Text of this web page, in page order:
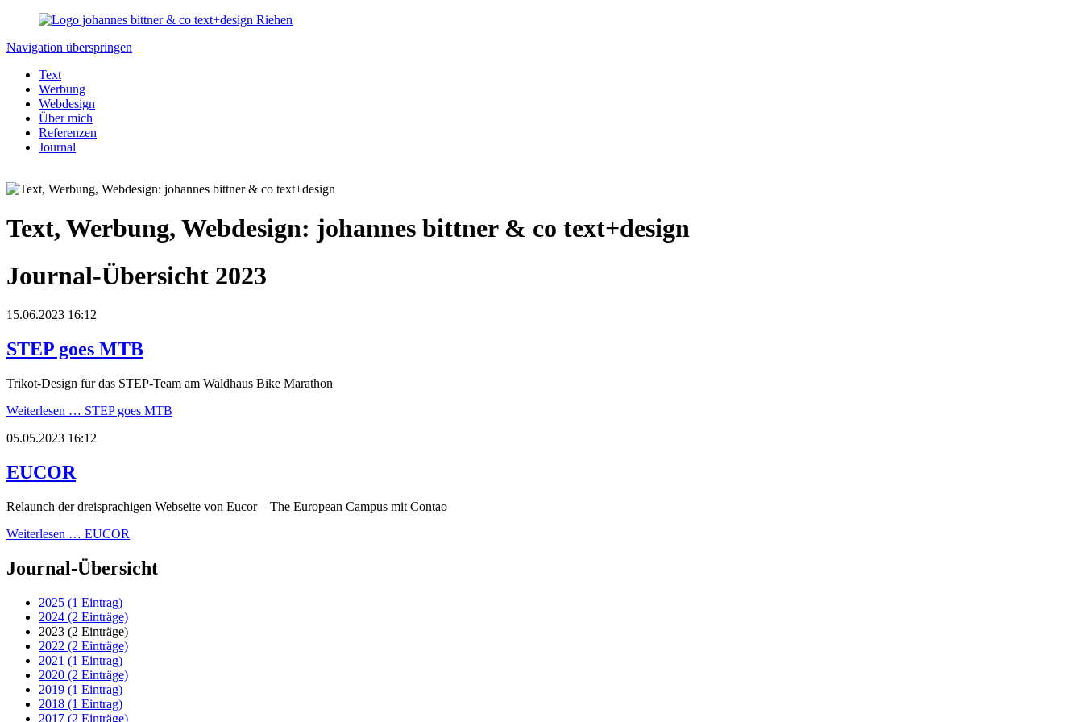
Navigation überspringen
Text
Werbung
Webdesign
Über mich
Referenzen
Journal
Text, Werbung, Webdesign: johannes bittner & co text+design
Journal-Übersicht 2023
15.06.2023 16:12
STEP goes MTB
Trikot-Design für das STEP-Team am Waldhaus Bike Marathon
Weiterlesen … STEP goes MTB
05.05.2023 16:12
EUCOR
Relaunch der dreisprachigen Webseite von Eucor – The European Campus mit Contao
Weiterlesen … EUCOR
Journal-Übersicht
2025 (1 Eintrag)
2024 (2 Einträge)
2023 (2 Einträge)
2022 (2 Einträge)
2021 (1 Eintrag)
2020 (2 Einträge)
2019 (1 Eintrag)
2018 (1 Eintrag)
2017 (2 Einträge)